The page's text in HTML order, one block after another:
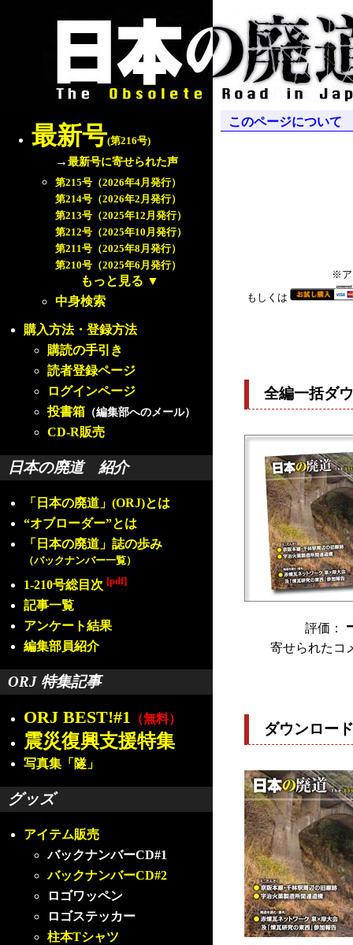
最新号(第216号)
→最新号に寄せられた声
第215号（2026年4月発行）
第214号（2026年2月発行）
第213号（2025年12月発行）
第212号（2025年10月発行）
第211号（2025年8月発行）
第210号（2025年6月発行）
もっと見る ▼
中身検索
購入方法・登録方法
購読の手引き
読者登録ページ
ログインページ
投書箱 （編集部へのメール）
CD-R販売
日本の廃道 紹介
「日本の廃道」(ORJ)とは
“オブローダー”とは
「日本の廃道」誌の歩み
（バックナンバー一覧）
1-210号総目次 [pdf]
記事一覧
アンケート結果
編集部員紹介
ORJ 特集記事
ORJ BEST!#1 （無料）
震災復興支援特集
写真集「隧」
グッズ
アイテム販売
バックナンバーCD#1
バックナンバーCD#2
ロゴワッペン
ロゴステッカー
柱本Tシャツ
このページについて
※ア
もしくは
全編一括ダ
評価：
寄せられたコ
ダウンロー